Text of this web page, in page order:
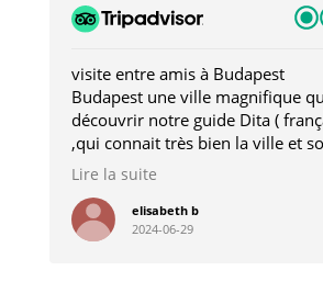
visite entre amis à Budapest
Budapest une ville magnifique
découvrir notre guide Dita (
,qui connait très bien la ville et
qui nous a permis d'accéder à
pour les restaurants . A la fin de
nous étions plus avec une amie
Lire la suite
elisabeth b
2024-06-29